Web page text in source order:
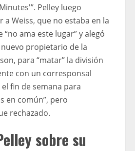
Pelley luego
a Weiss, que no estaba en la
ama este lugar” y alegó
propietario de la
para “matar” la división
con un corresponsal
fin de semana para
en común”, pero
rechazado.
sobre su